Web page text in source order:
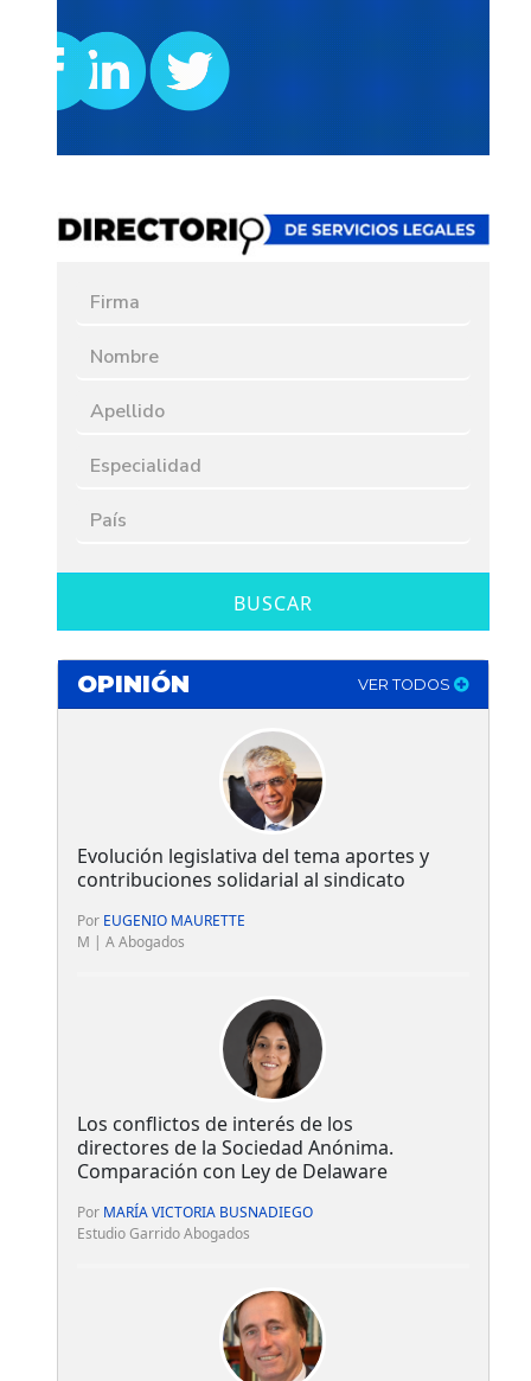
BUSCAR
OPINIÓN VER TODOS
Evolución legislativa del tema aportes y
contribuciones solidarial al sindicato
Por EUGENIO MAURETTE
M | A Abogados
Los conflictos de interés de los
directores de la Sociedad Anónima.
Comparación con Ley de Delaware
Por MARÍA VICTORIA BUSNADIEGO
Estudio Garrido Abogados